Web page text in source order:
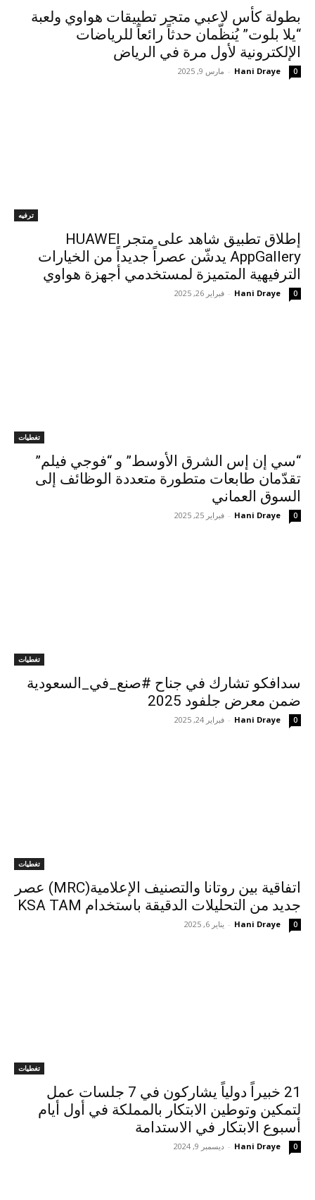
بطولة كأس لاعبي متجر تطبيقات هواوي ولعبة
“يلا بلوت” يُنظّمان حدثاً رائعاً للرياضات
الإلكترونية لأول مرة في الرياض
Hani Draye
- مارس 9, 2025 0
ترفيه
إطلاق تطبيق شاهد على متجر HUAWEI
AppGallery يدشّن عصراً جديداً من الخيارات
الترفيهية المتميزة لمستخدمي أجهزة هواوي
Hani Draye
- فبراير 26, 2025 0
تغطيات
“سي إن إس الشرق الأوسط” و “فوجي فيلم”
تقدّمان طابعات متطورة متعددة الوظائف إلى
السوق العماني
Hani Draye
- فبراير 25, 2025 0
تغطيات
سدافكو تشارك في جناح #صنع_في_السعودية
ضمن معرض جلفود 2025
Hani Draye
- فبراير 24, 2025 0
تغطيات
اتفاقية بين روتانا والتصنيف الإعلامية(MRC) عصر
جديد من التحليلات الدقيقة باستخدام KSA TAM
Hani Draye
- يناير 6, 2025 0
تغطيات
21 خبيراً دولياً يشاركون في 7 جلسات عمل
لتمكين وتوطين الابتكار بالمملكة في أول أيام
أسبوع الابتكار في الاستدامة
Hani Draye
- ديسمبر 9, 2024 0